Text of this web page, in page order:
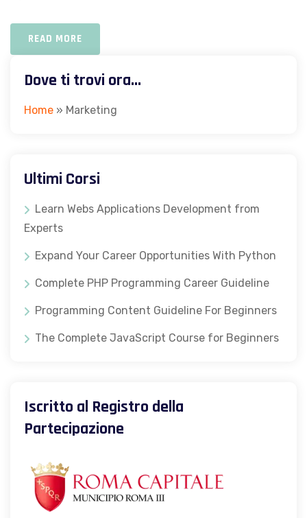
READ MORE
Dove ti trovi ora…
Home » Marketing
Ultimi Corsi
Learn Webs Applications Development from
Experts
Expand Your Career Opportunities With Python
Complete PHP Programming Career Guideline
Programming Content Guideline For Beginners
The Complete JavaScript Course for Beginners
Iscritto al Registro della
Partecipazione